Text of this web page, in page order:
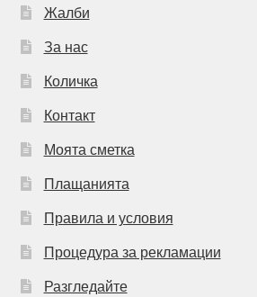
Жалби
За нас
Количка
Контакт
Моята сметка
Плащанията
Правила и условия
Процедура за рекламации
Разгледайте